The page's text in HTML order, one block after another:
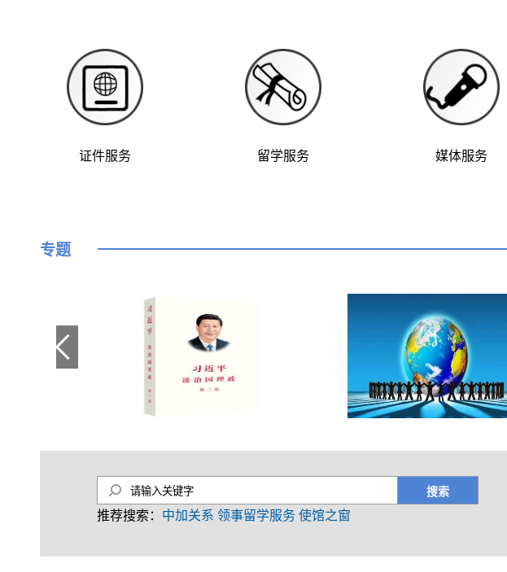
证件服务 留学服务 媒体服务
专题
搜索
推荐搜索： 中加关系 领事留学服务 使馆之窗